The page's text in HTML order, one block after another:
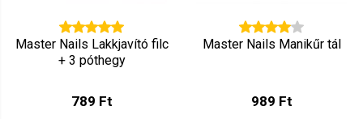
Master Nails Lakkjavító filc
+ 3 póthegy
789 Ft
Master Nails Manikűr tál
989 Ft